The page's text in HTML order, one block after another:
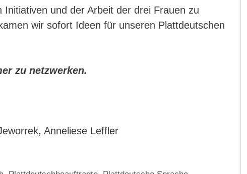
Initiativen und der Arbeit der drei Frauen zu
wir sofort Ideen für unseren Plattdeutschen
zu netzwerken.
Anneliese Leffler